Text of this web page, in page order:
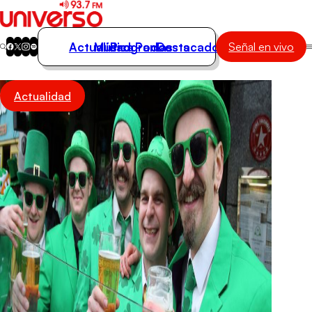
Actualidad
Música
Programas
Podcasts
Destacados
Actualidad
Música
Programas
Podcasts
Destacados Señal en vivo
Actualidad